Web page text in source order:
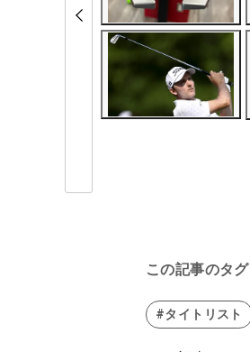
この記事のタグ
#タイトリスト